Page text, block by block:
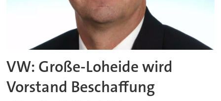
VW: Große-Loheide wird
Vorstand Beschaffung